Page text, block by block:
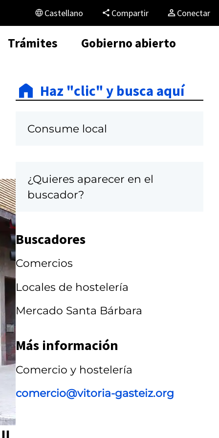
Castellano Compartir Conectar
Trámites Gobierno abierto
C
a
r
r
u
s
e
l
Haz "clic" y busca aquí
Consume local
¿Quieres aparecer en el
buscador?
Buscadores
Comercios
Locales de hostelería
Mercado Santa Bárbara
Más información
Comercio y hostelería
comercio@vitoria-gasteiz.org